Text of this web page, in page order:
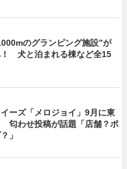
のグランピング施設”が
！ 犬と泊まれる棟など全15
ーズ「メロジョイ」9月に東
匂わせ投稿が話題「店舗？ポ
」